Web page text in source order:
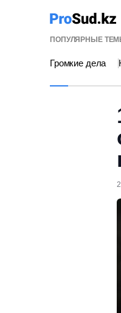
ПОПУЛЯРНЫЕ
Громкие дела